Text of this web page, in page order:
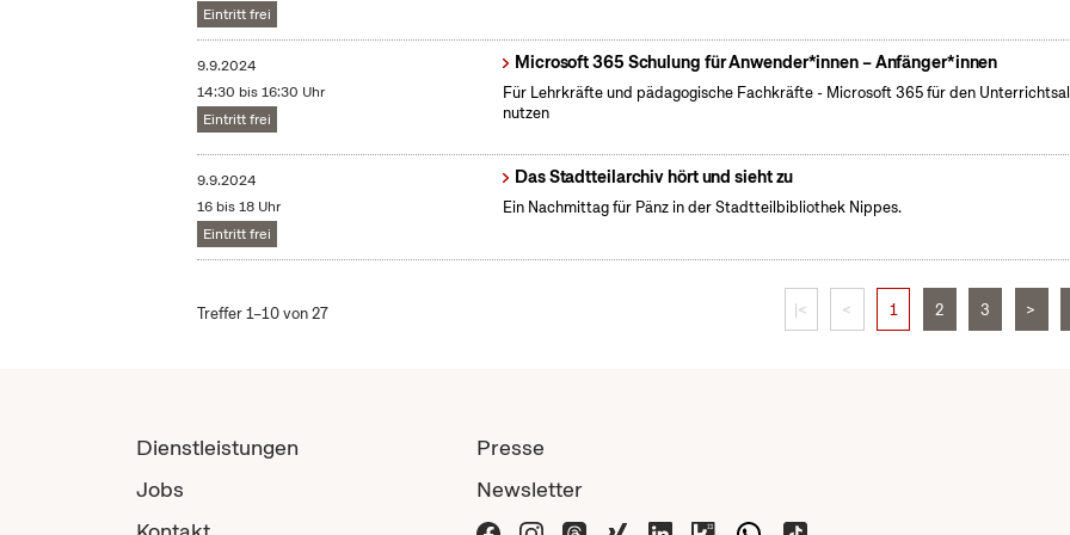
Eintritt frei
9.9.2024
14:30 bis 16:30 Uhr
Eintritt frei
Microsoft 365 Schulung für Anwender*innen – Anfänger*innen
Für Lehrkräfte und pädagogische Fachkräfte - Microsoft 365 für den
nutzen
9.9.2024
16 bis 18 Uhr
Eintritt frei
Das Stadtteilarchiv hört und sieht zu
Ein Nachmittag für Pänz in der Stadtteilbibliothek Nippes.
Treffer 1–10 von 27 |< < 1 2 3 >
Dienstleistungen
Jobs
Presse
Newsletter